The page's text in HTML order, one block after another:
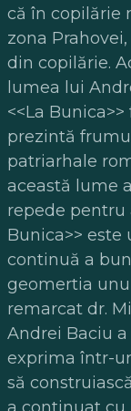
că în copilărie
zona
din copilărie.
lumea lui
<<La Bunica>>
prezintă
patriarhale
această lume
repede pentru
Bunica>> este
continuă a
geomertia
remarcat dr.
Andrei Baciu
exprima într-
să construiască